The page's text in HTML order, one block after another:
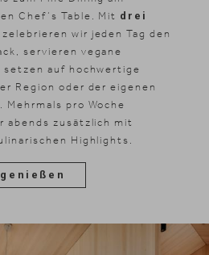
Chef‘s Table. Mit drei
zelebrieren wir jeden Tag den
servieren vegane
setzen auf hochwertige
Region oder der eigenen
pro Woche
abends zusätzlich mit
Highlights.